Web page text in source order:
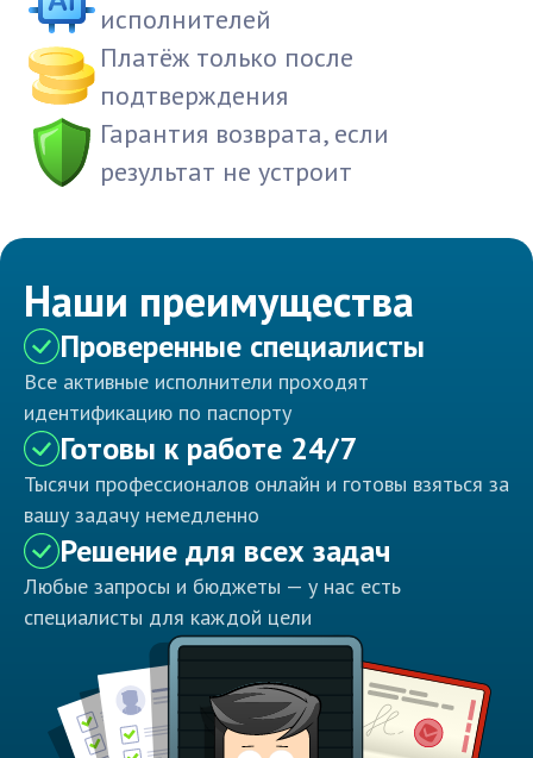
исполнителей
Платёж только после
подтверждения
Гарантия возврата, если
результат не устроит
Наши преимущества
Проверенные специалисты
Все активные исполнители проходят
идентификацию по паспорту
Готовы к работе 24/7
Тысячи профессионалов онлайн и готовы взяться за
вашу задачу немедленно
Решение для всех задач
Любые запросы и бюджеты — у нас есть
специалисты для каждой цели